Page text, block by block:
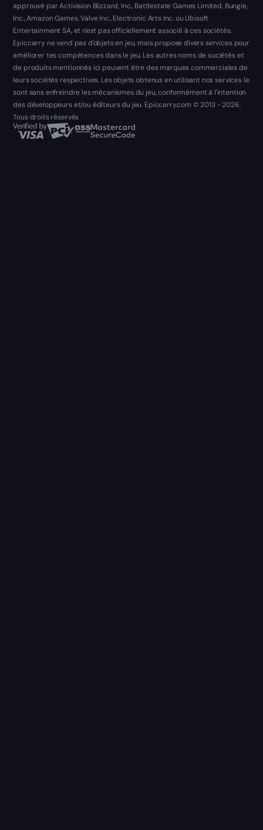
approuvé par Activision Blizzard, Inc., Battlestate Games Limited, Bungie,
Inc., Amazon Games, Valve Inc., Electronic Arts Inc. ou Ubisoft
Entertainment SA, et n'est pas officiellement associé à ces sociétés.
Epiccarry ne vend pas d'objets en jeu, mais propose divers services pour
améliorer tes compétences dans le jeu. Les autres noms de sociétés et
de produits mentionnés ici peuvent être des marques commerciales de
leurs sociétés respectives. Les objets obtenus en utilisant nos services le
sont sans enfreindre les mécanismes du jeu, conformément à l'intention
des développeurs et/ou éditeurs du jeu. Epiccarry.com © 2013 - 2026.
Tous droits réservés